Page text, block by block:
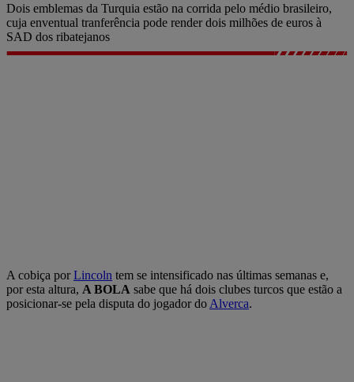
Dois emblemas da Turquia estão na corrida pelo médio brasileiro,
cuja enventual tranferência pode render dois milhões de euros à
SAD dos ribatejanos
A cobiça porLincoln tem se intensificado nas últimas semanas e,
por esta altura, A BOLA sabe que há dois clubes turcos que estão a
posicionar-se pela disputa do jogador do Alverca.